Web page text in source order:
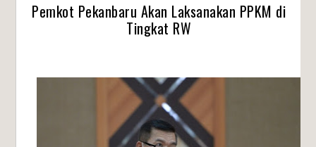
Pemkot Pekanbaru Akan Laksanakan PPKM di
Tingkat RW